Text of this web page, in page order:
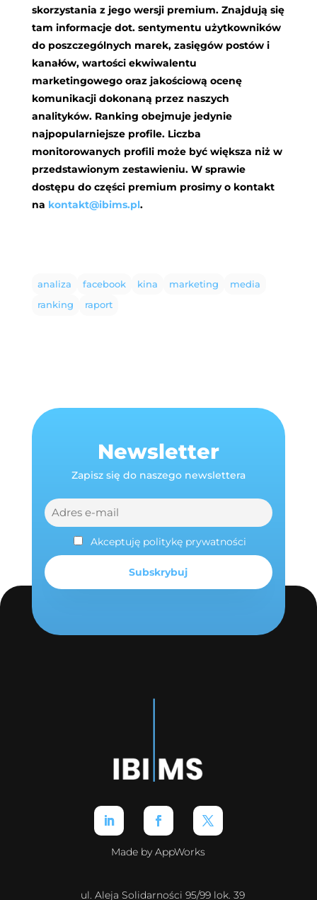
skorzystania z jego wersji premium. Znajdują się
tam informacje dot. sentymentu użytkowników
do poszczególnych marek, zasięgów postów i
kanałów, wartości ekwiwalentu
marketingowego oraz jakościową ocenę
komunikacji dokonaną przez naszych
analityków. Ranking obejmuje jedynie
najpopularniejsze profile. Liczba
monitorowanych profili może być większa niż w
przedstawionym zestawieniu. W sprawie
dostępu do części premium prosimy o kontakt
na kontakt@ibims.pl.
analiza facebook kina marketing
media
ranking
raport
Newsletter
Zapisz się do naszego newslettera
Akceptuję politykę prywatności
Made by AppWorks
ul. Aleja Solidarności 95/99 lok. 39